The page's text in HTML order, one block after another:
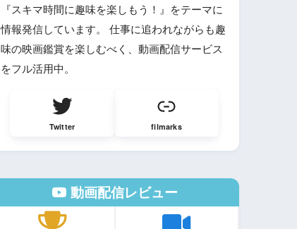
『スキマ時間に趣味を楽しもう！』をテーマに
情報発信しています。 仕事に追われながらも趣
味の映画鑑賞を楽しむべく、動画配信サービス
をフル活用中。
Twitter filmarks
動画配信レビュー